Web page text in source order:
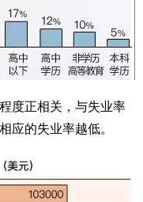
度正相关，与失业率
应的失业率越低。